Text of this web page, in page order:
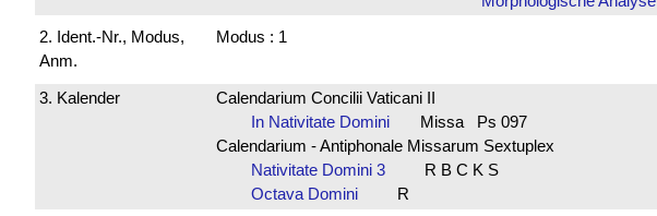
2. Ident.-Nr., Modus,
Anm.
Modus : 1
3. Kalender
Calendarium Concilii Vaticani II
In Nativitate Domini
Missa Ps 097
Calendarium - Antiphonale Missarum Sextuplex
Nativitate Domini 3
R B C K S
Octava Domini
R